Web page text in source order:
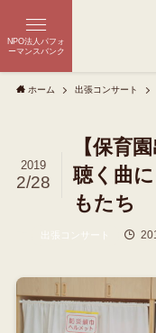
NPO法人パフォ
ーマンスバンク
ホーム 出張コンサート
【保育
聴く曲
もたち
2019
2/28
出張コンサート